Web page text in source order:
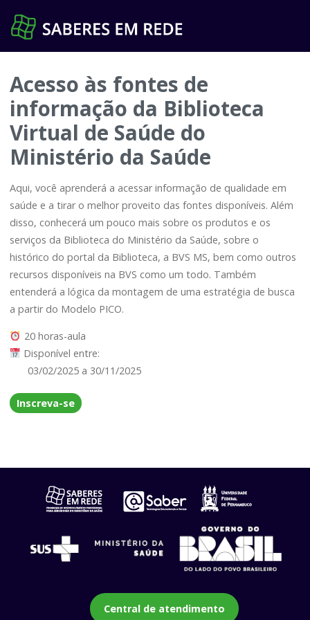
para
Acesso às fontes de
informação da Biblioteca
Virtual de Saúde do
Ministério da Saúde
Aqui, você aprenderá a acessar informação de qualidade em
saúde e a tirar o melhor proveito das fontes disponíveis. Além
disso, conhecerá um pouco mais sobre os produtos e os
serviços da Biblioteca do Ministério da Saúde, sobre o
histórico do portal da Biblioteca, a BVS MS, bem como outros
recursos disponíveis na BVS como um todo. Também
entenderá a lógica da montagem de uma estratégia de busca
a partir do Modelo PICO.
20 horas-aula
Disponível entre:
03/02/2025 a 30/11/2025
Inscreva-se
Central de atendimento